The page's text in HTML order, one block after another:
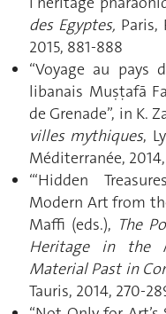
des Egyptes, Paris,
2015, 881-888
“Voyage au pays
libanais Muṣṭafā
de Grenade”, in K.
villes mythiques,
Méditerranée,
“‘Hidden
Modern Art from
Maffi (eds.), The
Heritage in the
Material Past in
Tauris, 2014, 270-